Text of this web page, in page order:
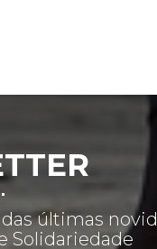
últimas
Solidariedade